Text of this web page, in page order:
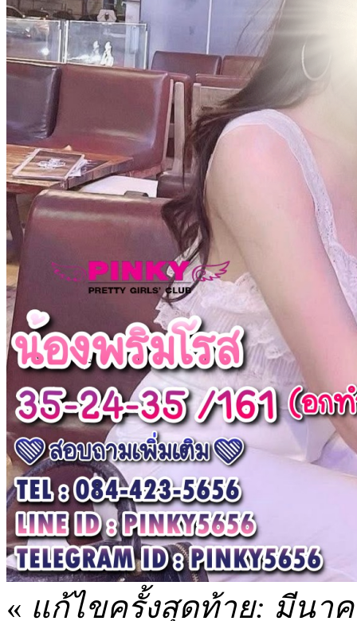
« แก้ไขครั้งสุดท้าย: มีนาค